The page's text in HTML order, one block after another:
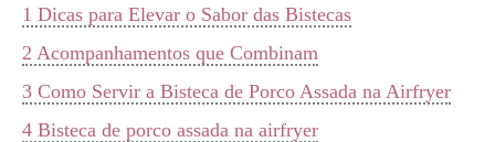
1 Dicas para Elevar o Sabor das Bistecas
2 Acompanhamentos que Combinam
3 Como Servir a Bisteca de Porco Assada na Airfryer
4 Bisteca de porco assada na airfryer